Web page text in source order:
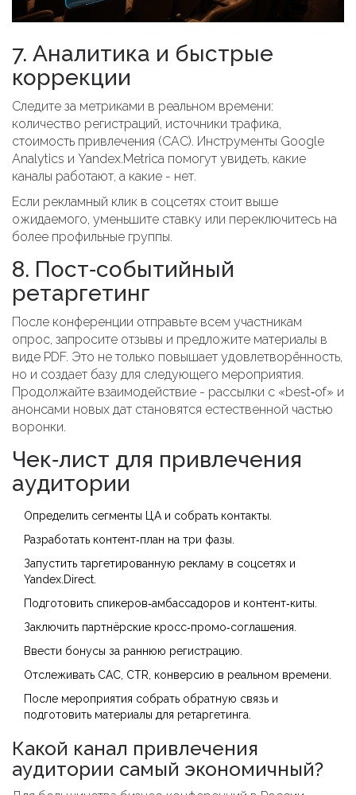
7. Аналитика и быстрые
коррекции
Следите за метриками в реальном времени:
количество регистраций, источники трафика,
стоимость привлечения (CAC). Инструменты Google
Analytics и Yandex.Metrica помогут увидеть, какие
каналы работают, а какие - нет.
Если рекламный клик в соцсетях стоит выше
ожидаемого, уменьшите ставку или переключитесь на
более профильные группы.
8. Пост‑событийный
ретаргетинг
После конференции отправьте всем участникам
опрос, запросите отзывы и предложите материалы в
виде PDF. Это не только повышает удовлетворённость,
но и создает базу для следующего мероприятия.
Продолжайте взаимодействие - рассылки с «best‑of» и
анонсами новых дат становятся естественной частью
воронки.
Чек‑лист для привлечения
аудитории
Определить сегменты ЦА и собрать контакты.
Разработать контент‑план на три фазы.
Запустить таргетированную рекламу в соцсетях и
Yandex.Direct.
Подготовить спикеров‑амбассадоров и контент‑киты.
Заключить партнёрские кросс‑промо‑соглашения.
Ввести бонусы за раннюю регистрацию.
Отслеживать CAC, CTR, конверсию в реальном времени.
После мероприятия собрать обратную связь и
подготовить материалы для ретаргетинга.
Какой канал привлечения
аудитории самый экономичный?